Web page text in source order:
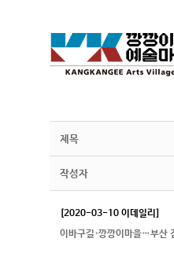
제목
작성자
[2020-03-10 이데일리]
이바구길·깡깡이마을…부산